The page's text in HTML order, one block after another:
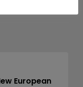
European